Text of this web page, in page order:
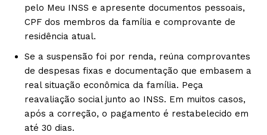
pelo Meu INSS e apresente documentos pessoais,
CPF dos membros da família e comprovante de
residência atual.
Se a suspensão foi por renda, reúna comprovantes
de despesas fixas e documentação que embasem a
real situação econômica da família. Peça
reavaliação social junto ao INSS. Em muitos casos,
após a correção, o pagamento é restabelecido em
até 30 dias.